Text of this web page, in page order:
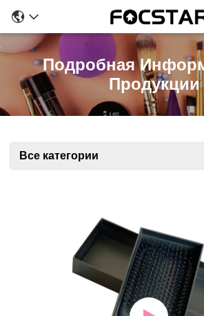
Подробная
Продукции
Все категории